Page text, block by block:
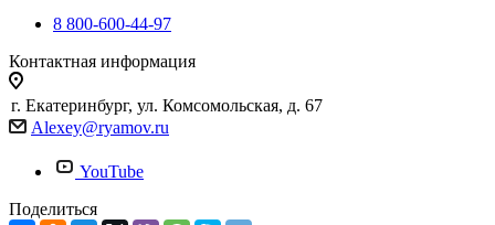
8 800-600-44-97
Контактная информация
г. Екатеринбург, ул. Комсомольская, д. 67
Alexey@ryamov.ru
YouTube
Поделиться